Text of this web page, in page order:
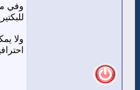
وفي
ولا